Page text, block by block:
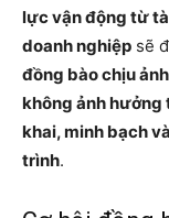
lực vận động từ
doanh nghiệp sẽ
đồng bào chịu
không ảnh hưởng
khai, minh bạch
trình.